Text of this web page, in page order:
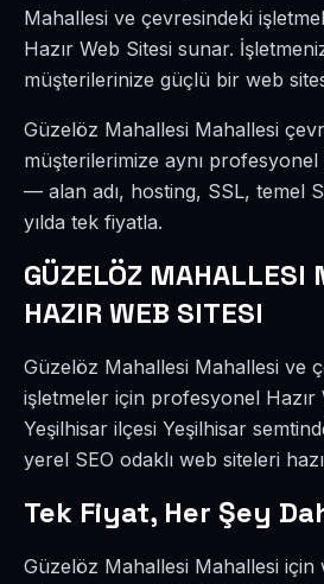
Mahallesi ve çevresindeki
Hazır Web Sitesi sunar.
müşterilerinize güçlü bir web
Güzelöz Mahallesi Mahallesi
müşterilerimize aynı
— alan adı, hosting, SSL, temel
yılda tek fiyatla.
GÜZELÖZ MAHALLESI
HAZIR WEB SITESI
Güzelöz Mahallesi Mahallesi ve
işletmeler için profesyonel Hazır
Yeşilhisar ilçesi Yeşilhisar
yerel SEO odaklı web siteleri
Tek Fiyat, Her Şey
Güzelöz Mahallesi Mahallesi için